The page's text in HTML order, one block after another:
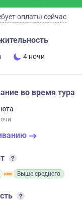
оплаты сейчас
4 ночи
во время тура
Выше среднего